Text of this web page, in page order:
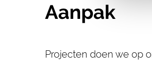
Aanpak
Projecten doen we op